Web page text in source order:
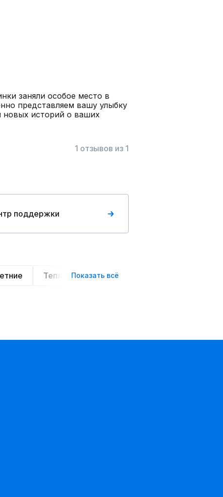
заняли особое место в
представляем вашу улыбку
историй о ваших
1 отзывов из 1
поддержки
Теплые Легкие
Показать всё